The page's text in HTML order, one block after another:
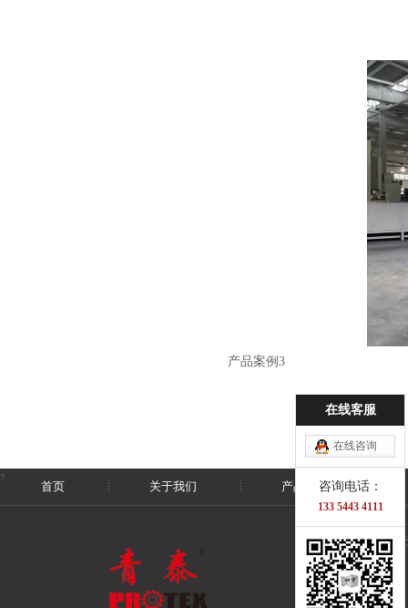
产品案例3
?
首页 关于我们 产品展示
Copyright 2020
在线客服
在线咨询
咨询电话：
133 5443 4111